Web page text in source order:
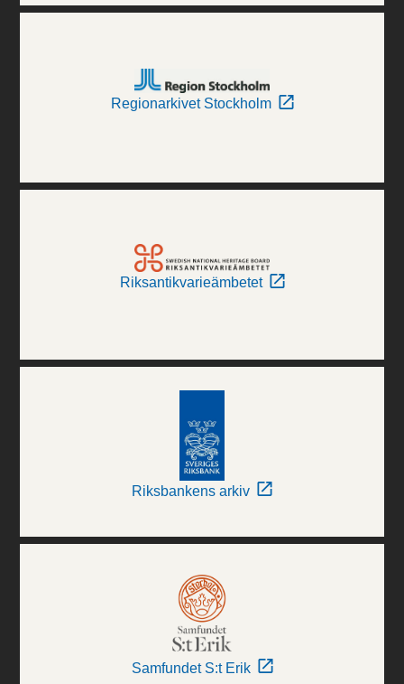
Regionarkivet Stockholm
Riksantikvarieämbetet
Riksbankens arkiv
Samfundet S:t Erik